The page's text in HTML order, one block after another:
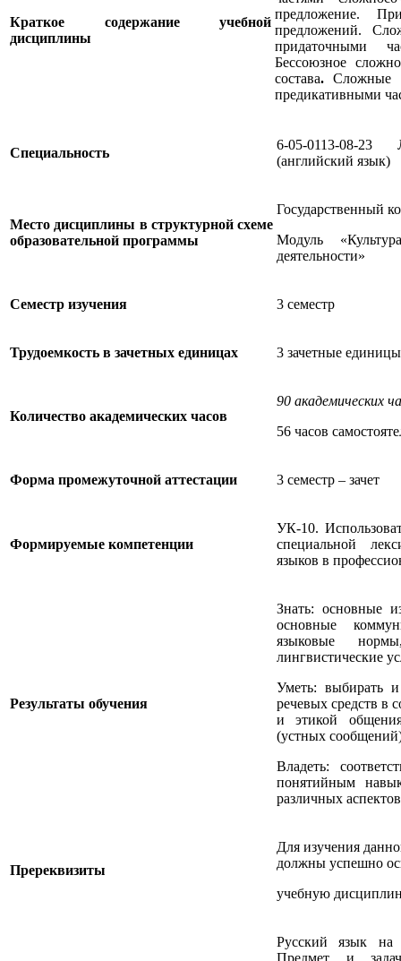
Краткое содержание учебной
дисциплины
предложение.
предложений.
придаточными
Бессоюзное
состава. Сложные
предикативными
Специальность
6-05-0113-08-23
(английский язык)
Место дисциплины в структурной схеме
образовательной программы
Государственный
Модуль
деятельности»
Семестр изучения 3 семестр
Трудоемкость в зачетных единицах 3 зачетные единицы
Количество академических часов
90 академических
56 часов
Форма промежуточной аттестации 3 семестр – зачет
Формируемые компетенции
УК-10.
специальной
языков в
Результаты обучения
Знать: основные
основные
языковые
лингвистические
Уметь: выбирать и
речевых средств в
и этикой
(устных
Владеть:
понятийным
различных
Пререквизиты
Для изучения
должны успешно
учебную
Русский язык на
Предмет и